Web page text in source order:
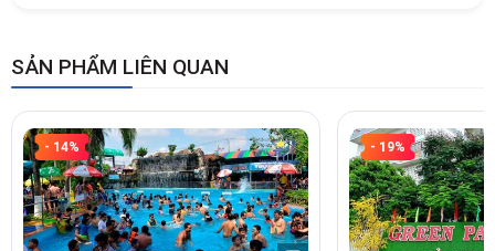
SẢN PHẨM LIÊN QUAN
- 14% - 19%